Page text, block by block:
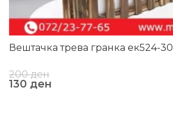
Вештачка трева гранка ек524-30
200ден
130 ден